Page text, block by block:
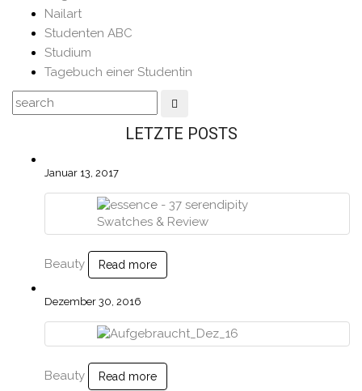
Nailart
Studenten ABC
Studium
Tagebuch einer Studentin
LETZTE POSTS
Januar 13, 2017
Beauty Read more
Dezember 30, 2016
Beauty Read more